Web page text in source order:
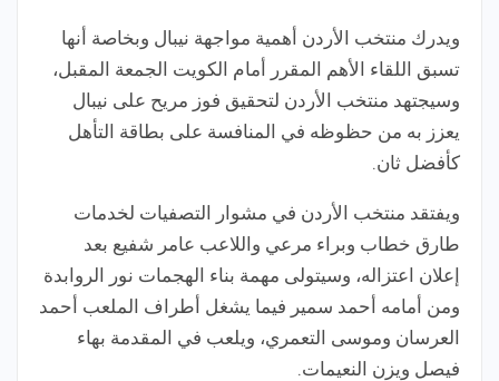
ويدرك منتخب الأردن أهمية مواجهة نيبال وبخاصة أنها
تسبق اللقاء الأهم المقرر أمام الكويت الجمعة المقبل،
وسيجتهد منتخب الأردن لتحقيق فوز مريح على نيبال
يعزز به من حظوظه في المنافسة على بطاقة التأهل
كأفضل ثان.
ويفتقد منتخب الأردن في مشوار التصفيات لخدمات
طارق خطاب وبراء مرعي واللاعب عامر شفيع بعد
إعلان اعتزاله، وسيتولى مهمة بناء الهجمات نور الروابدة
ومن أمامه أحمد سمير فيما يشغل أطراف الملعب أحمد
العرسان وموسى التعمري، ويلعب في المقدمة بهاء
فيصل ويزن النعيمات.